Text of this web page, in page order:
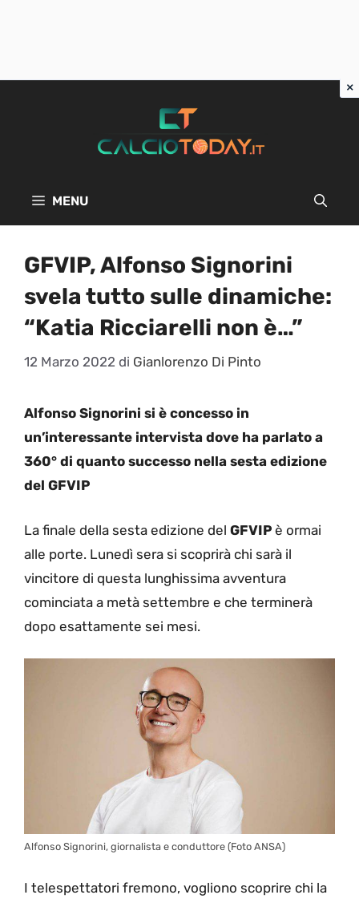
MENU
GFVIP, Alfonso Signorini
svela tutto sulle dinamiche:
“Katia Ricciarelli non è…”
12 Marzo 2022 di Gianlorenzo Di Pinto
Alfonso Signorini si è concesso in
un’interessante intervista dove ha parlato a
360° di quanto successo nella sesta edizione
del GFVIP
La finale della sesta edizione del GFVIP è ormai
alle porte. Lunedì sera si scoprirà chi sarà il
vincitore di questa lunghissima avventura
cominciata a metà settembre e che terminerà
dopo esattamente sei mesi.
Alfonso Signorini, giornalista e conduttore (Foto ANSA)
I telespettatori fremono, vogliono scoprire chi la